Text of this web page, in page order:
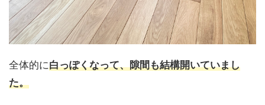
全体的に白っぽくなって、隙間も結構開いていまし
た。